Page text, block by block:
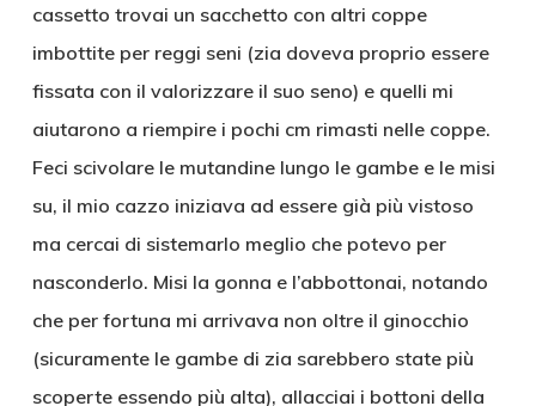
cassetto trovai un sacchetto con altri coppe
imbottite per reggi seni (zia doveva proprio essere
fissata con il valorizzare il suo seno) e quelli mi
aiutarono a riempire i pochi cm rimasti nelle coppe.
Feci scivolare le mutandine lungo le gambe e le misi
su, il mio cazzo iniziava ad essere già più vistoso
ma cercai di sistemarlo meglio che potevo per
nasconderlo. Misi la gonna e l’abbottonai, notando
che per fortuna mi arrivava non oltre il ginocchio
(sicuramente le gambe di zia sarebbero state più
scoperte essendo più alta), allacciai i bottoni della